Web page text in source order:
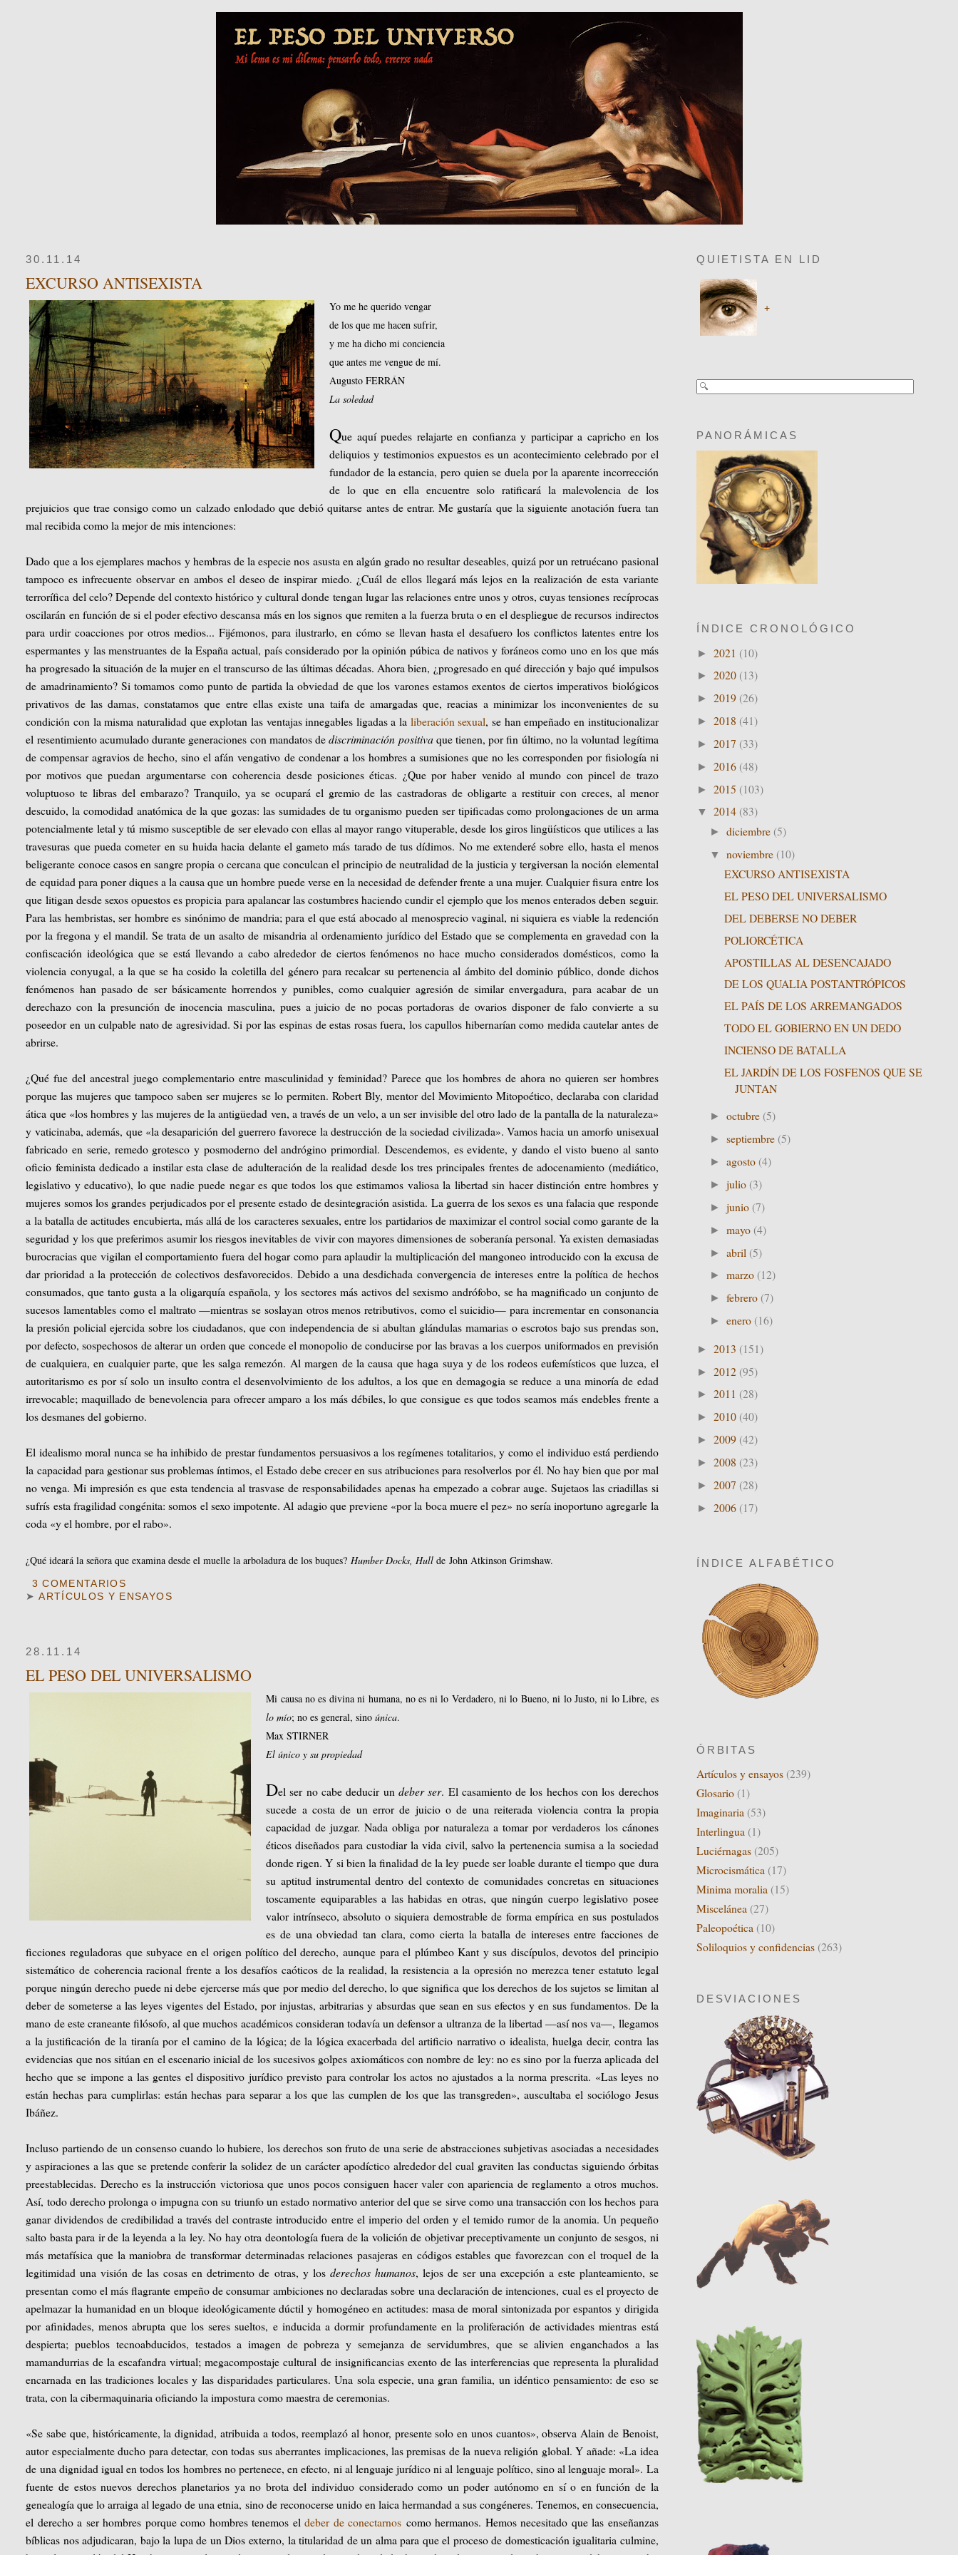
30.11.14
EXCURSO ANTISEXISTA
Yo me he querido vengar
de los que me hacen sufrir,
y me ha dicho mi conciencia
que antes me vengue de mí.
Augusto FERRÁN
La soledad
Que aquí puedes relajarte en confianza y participar a capricho en los
deliquios y testimonios expuestos es un acontecimiento celebrado por el
fundador de la estancia, pero quien se duela por la aparente incorrección
de lo que en ella encuentre solo ratificará la malevolencia de los
prejuicios que trae consigo como un calzado enlodado que debió quitarse antes de entrar. Me gustaría que la siguiente anotación fuera tan
mal recibida como la mejor de mis intenciones:
Dado que a los ejemplares machos y hembras de la especie nos asusta en algún grado no resultar deseables, quizá por un retruécano pasional
tampoco es infrecuente observar en ambos el deseo de inspirar miedo. ¿Cuál de ellos llegará más lejos en la realización de esta variante
terrorífica del celo? Depende del contexto histórico y cultural donde tengan lugar las relaciones entre unos y otros, cuyas tensiones recíprocas
oscilarán en función de si el poder efectivo descansa más en los signos que remiten a la fuerza bruta o en el despliegue de recursos indirectos
para urdir coacciones por otros medios... Fijémonos, para ilustrarlo, en cómo se llevan hasta el desafuero los conflictos latentes entre los
espermantes y las menstruantes de la España actual, país considerado por la opinión púbica de nativos y foráneos como uno en los que más
ha progresado la situación de la mujer en el transcurso de las últimas décadas. Ahora bien, ¿progresado en qué dirección y bajo qué impulsos
de amadrinamiento? Si tomamos como punto de partida la obviedad de que los varones estamos exentos de ciertos imperativos biológicos
privativos de las damas, constatamos que entre ellas existe una taifa de amargadas que, reacias a minimizar los inconvenientes de su
condición con la misma naturalidad que explotan las ventajas innegables ligadas a la liberación sexual, se han empeñado en institucionalizar
el resentimiento acumulado durante generaciones con mandatos dediscriminación positivaque tienen, por fin último, no la voluntad legítima
de compensar agravios de hecho, sino el afán vengativo de condenar a los hombres a sumisiones que no les corresponden por fisiología ni
por motivos que puedan argumentarse con coherencia desde posiciones éticas. ¿Que por haber venido al mundo con pincel de trazo
voluptuoso te libras del embarazo? Tranquilo, ya se ocupará el gremio de las castradoras de obligarte a restituir con creces, al menor
descuido, la comodidad anatómica de la que gozas: las sumidades de tu organismo pueden ser tipificadas como prolongaciones de un arma
potencialmente letal y tú mismo susceptible de ser elevado con ellas al mayor rango vituperable, desde los giros lingüísticos que utilices a las
travesuras que pueda cometer en su huida hacia delante el gameto más tarado de tus dídimos. No me extenderé sobre ello, hasta el menos
beligerante conoce casos en sangre propia o cercana que conculcan el principio de neutralidad de la justicia y tergiversan la noción elemental
de equidad para poner diques a la causa que un hombre puede verse en la necesidad de defender frente a una mujer. Cualquier fisura entre los
que litigan desde sexos opuestos es propicia para apalancar las costumbres haciendo cundir el ejemplo que los menos enterados deben seguir.
Para las hembristas, ser hombre es sinónimo de mandria; para el que está abocado al menosprecio vaginal, ni siquiera es viable la redención
por la fregona y el mandil. Se trata de un asalto de misandria al ordenamiento jurídico del Estado que se complementa en gravedad con la
confiscación ideológica que se está llevando a cabo alrededor de ciertos fenómenos no hace mucho considerados domésticos, como la
violencia conyugal, a la que se ha cosido la coletilla del género para recalcar su pertenencia al ámbito del dominio público, donde dichos
fenómenos han pasado de ser básicamente horrendos y punibles, como cualquier agresión de similar envergadura, para acabar de un
derechazo con la presunción de inocencia masculina, pues a juicio de no pocas portadoras de ovarios disponer de falo convierte a su
poseedor en un culpable nato de agresividad. Si por las espinas de estas rosas fuera, los capullos hibernarían como medida cautelar antes de
abrirse.
¿Qué fue del ancestral juego complementario entre masculinidad y feminidad? Parece que los hombres de ahora no quieren ser hombres
porque las mujeres que tampoco saben ser mujeres se lo permiten. Robert Bly, mentor del Movimiento Mitopoético, declaraba con claridad
ática que «los hombres y las mujeres de la antigüedad ven, a través de un velo, a un ser invisible del otro lado de la pantalla de la naturaleza»
y vaticinaba, además, que «la desaparición del guerrero favorece la destrucción de la sociedad civilizada». Vamos hacia un amorfo unisexual
fabricado en serie, remedo grotesco y posmoderno del andrógino primordial. Descendemos, es evidente, y dando el visto bueno al santo
oficio feminista dedicado a instilar esta clase de adulteración de la realidad desde los tres principales frentes de adocenamiento (mediático,
legislativo y educativo), lo que nadie puede negar es que todos los que estimamos valiosa la libertad sin hacer distinción entre hombres y
mujeres somos los grandes perjudicados por el presente estado de desintegración asistida. La guerra de los sexos es una falacia que responde
a la batalla de actitudes encubierta, más allá de los caracteres sexuales, entre los partidarios de maximizar el control social como garante de la
seguridad y los que preferimos asumir los riesgos inevitables de vivir con mayores dimensiones de soberanía personal. Ya existen demasiadas
burocracias que vigilan el comportamiento fuera del hogar como para aplaudir la multiplicación del mangoneo introducido con la excusa de
dar prioridad a la protección de colectivos desfavorecidos. Debido a una desdichada convergencia de intereses entre la política de hechos
consumados, que tanto gusta a la oligarquía española, y los sectores más activos del sexismo andrófobo, se ha magnificado un conjunto de
sucesos lamentables como el maltrato —mientras se soslayan otros menos retributivos, como el suicidio— para incrementar en consonancia
la presión policial ejercida sobre los ciudadanos, que con independencia de si abultan glándulas mamarias o escrotos bajo sus prendas son,
por defecto, sospechosos de alterar un orden que concede el monopolio de conducirse por las bravas a los cuerpos uniformados en previsión
de cualquiera, en cualquier parte, que les salga remezón. Al margen de la causa que haga suya y de los rodeos eufemísticos que luzca, el
autoritarismo es por sí solo un insulto contra el desenvolvimiento de los adultos, a los que en demagogia se reduce a una minoría de edad
irrevocable; maquillado de benevolencia para ofrecer amparo a los más débiles, lo que consigue es que todos seamos más endebles frente a
los desmanes del gobierno.
El idealismo moral nunca se ha inhibido de prestar fundamentos persuasivos a los regímenes totalitarios, y como el individuo está perdiendo
la capacidad para gestionar sus problemas íntimos, el Estado debe crecer en sus atribuciones para resolverlos por él. No hay bien que por mal
no venga. Mi impresión es que esta tendencia al trasvase de responsabilidades apenas ha empezado a cobrar auge. Sujetaos las criadillas si
sufrís esta fragilidad congénita: somos el sexo impotente. Al adagio que previene «por la boca muere el pez» no sería inoportuno agregarle la
coda «y el hombre, por el rabo».
¿Qué ideará la señora que examina desde el muelle la arboladura de los buques?Humber Docks, Hull de John Atkinson Grimshaw.
3 COMENTARIOS
➤ARTÍCULOS Y ENSAYOS
28.11.14
EL PESO DEL UNIVERSALISMO
Mi causa no es divina ni humana, no es ni lo Verdadero, ni lo Bueno, ni lo Justo, ni lo Libre, es
lo mío; no es general, sinoúnica.
Max STIRNER
El único y su propiedad
Del ser no cabe deducir un deber ser. El casamiento de los hechos con los derechos
sucede a costa de un error de juicio o de una reiterada violencia contra la propia
capacidad de juzgar. Nada obliga por naturaleza a tomar por verdaderos los cánones
éticos diseñados para custodiar la vida civil, salvo la pertenencia sumisa a la sociedad
donde rigen. Y si bien la finalidad de la ley puede ser loable durante el tiempo que dura
su aptitud instrumental dentro del contexto de comunidades concretas en situaciones
toscamente equiparables a las habidas en otras, que ningún cuerpo legislativo posee
valor intrínseco, absoluto o siquiera demostrable de forma empírica en sus postulados
es de una obviedad tan clara, como cierta la batalla de intereses entre facciones de
ficciones reguladoras que subyace en el origen político del derecho, aunque para el plúmbeo Kant y sus discípulos, devotos del principio
sistemático de coherencia racional frente a los desafíos caóticos de la realidad, la resistencia a la opresión no merezca tener estatuto legal
porque ningún derecho puede ni debe ejercerse más que por medio del derecho, lo que significa que los derechos de los sujetos se limitan al
deber de someterse a las leyes vigentes del Estado, por injustas, arbitrarias y absurdas que sean en sus efectos y en sus fundamentos. De la
mano de este craneante filósofo, al que muchos académicos consideran todavía un defensor a ultranza de la libertad —así nos va—, llegamos
a la justificación de la tiranía por el camino de la lógica; de la lógica exacerbada del artificio narrativo o idealista, huelga decir, contra las
evidencias que nos sitúan en el escenario inicial de los sucesivos golpes axiomáticos con nombre de ley: no es sino por la fuerza aplicada del
hecho que se impone a las gentes el dispositivo jurídico previsto para controlar los actos no ajustados a la norma prescrita. «Las leyes no
están hechas para cumplirlas: están hechas para separar a los que las cumplen de los que las transgreden», auscultaba el sociólogo Jesus
Ibáñez.
Incluso partiendo de un consenso cuando lo hubiere, los derechos son fruto de una serie de abstracciones subjetivas asociadas a necesidades
y aspiraciones a las que se pretende conferir la solidez de un carácter apodíctico alrededor del cual graviten las conductas siguiendo órbitas
preestablecidas. Derecho es la instrucción victoriosa que unos pocos consiguen hacer valer con apariencia de reglamento a otros muchos.
Así, todo derecho prolonga o impugna con su triunfo un estado normativo anterior del que se sirve como una transacción con los hechos para
ganar dividendos de credibilidad a través del contraste introducido entre el imperio del orden y el temido rumor de la anomia. Un pequeño
salto basta para ir de la leyenda a la ley. No hay otra deontología fuera de la volición de objetivar preceptivamente un conjunto de sesgos, ni
más metafísica que la maniobra de transformar determinadas relaciones pasajeras en códigos estables que favorezcan con el troquel de la
legitimidad una visión de las cosas en detrimento de otras, y los derechos humanos, lejos de ser una excepción a este planteamiento, se
presentan como el más flagrante empeño de consumar ambiciones no declaradas sobre una declaración de intenciones, cual es el proyecto de
apelmazar la humanidad en un bloque ideológicamente dúctil y homogéneo en actitudes: masa de moral sintonizada por espantos y dirigida
por afinidades, menos abrupta que los seres sueltos, e inducida a dormir profundamente en la proliferación de actividades mientras está
despierta; pueblos tecnoabducidos, testados a imagen de pobreza y semejanza de servidumbres, que se alivien enganchados a las
mamandurrias de la escafandra virtual; megacompostaje cultural de insignificancias exento de las interferencias que representa la pluralidad
encarnada en las tradiciones locales y las disparidades particulares. Una sola especie, una gran familia, un idéntico pensamiento: de eso se
trata, con la cibermaquinaria oficiando la impostura como maestra de ceremonias.
«Se sabe que, históricamente, la dignidad, atribuida a todos, reemplazó al honor, presente solo en unos cuantos», observa Alain de Benoist,
autor especialmente ducho para detectar, con todas sus aberrantes implicaciones, las premisas de la nueva religión global. Y añade: «La idea
de una dignidad igual en todos los hombres no pertenece, en efecto, ni al lenguaje jurídico ni al lenguaje político, sino al lenguaje moral». La
fuente de estos nuevos derechos planetarios ya no brota del individuo considerado como un poder autónomo en sí o en función de la
genealogía que lo arraiga al legado de una etnia, sino de reconocerse unido en laica hermandad a sus congéneres. Tenemos, en consecuencia,
el derecho a ser hombres porque como hombres tenemos eldeber de conectarnos como hermanos. Hemos necesitado que las enseñanzas
bíblicas nos adjudicaran, bajo la lupa de un Dios externo, la titularidad de un alma para que el proceso de domesticación igualitaria culmine,
QUIETISTA EN LID
+
PANORÁMICAS
ÍNDICE CRONOLÓGICO
► 2021 (10)
► 2020 (13)
► 2019 (26)
► 2018 (41)
► 2017 (33)
► 2016 (48)
► 2015 (103)
▼ 2014 (83)
►diciembre (5)
▼noviembre (10)
EXCURSO ANTISEXISTA
EL PESO DEL UNIVERSALISMO
DEL DEBERSE NO DEBER
POLIORCÉTICA
APOSTILLAS AL DESENCAJADO
DE LOS QUALIA POSTANTRÓPICOS
EL PAÍS DE LOS ARREMANGADOS
TODO EL GOBIERNO EN UN DEDO
INCIENSO DE BATALLA
EL JARDÍN DE LOS FOSFENOS QUE SE
JUNTAN
►octubre (5)
►septiembre (5)
►agosto (4)
►julio (3)
►junio (7)
►mayo (4)
►abril (5)
►marzo (12)
►febrero (7)
►enero (16)
► 2013 (151)
► 2012 (95)
► 2011 (28)
► 2010 (40)
► 2009 (42)
► 2008 (23)
► 2007 (28)
► 2006 (17)
ÍNDICE ALFABÉTICO
ÓRBITAS
Artículos y ensayos (239)
Glosario (1)
Imaginaria (53)
Interlingua (1)
Luciérnagas (205)
Microcismática (17)
Minima moralia (15)
Miscelánea (27)
Paleopoética (10)
Soliloquios y confidencias (263)
DESVIACIONES